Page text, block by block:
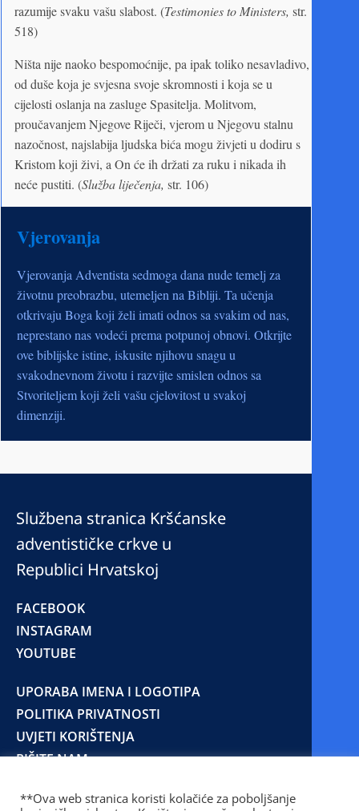
razumije svaku vašu slabost. (Testimonies to Ministers, str.
518)
Ništa nije naoko bespomoćnije, pa ipak toliko nesavladivo,
od duše koja je svjesna svoje skromnosti i koja se u
cijelosti oslanja na zasluge Spasitelja. Molitvom,
proučavanjem Njegove Riječi, vjerom u Njegovu stalnu
nazočnost, najslabija ljudska bića mogu živjeti u dodiru s
Kristom koji živi, a On će ih držati za ruku i nikada ih
neće pustiti. (Služba liječenja, str. 106)
Vjerovanja
Vjerovanja Adventista sedmoga dana nude temelj za
životnu preobrazbu, utemeljen na Bibliji. Ta učenja
otkrivaju Boga koji želi imati odnos sa svakim od nas,
neprestano nas vodeći prema potpunoj obnovi. Otkrijte
ove biblijske istine, iskusite njihovu snagu u
svakodnevnom životu i razvijte smislen odnos sa
Stvoriteljem koji želi vašu cjelovitost u svakoj
dimenziji.
Službena stranica Kršćanske
adventističke crkve u
Republici Hrvatskoj
FACEBOOK
INSTAGRAM
YOUTUBE
UPORABA IMENA I LOGOTIPA
POLITIKA PRIVATNOSTI
UVJETI KORIŠTENJA
PIŠITE NAM
**Ova web stranica koristi kolačiće za poboljšanje